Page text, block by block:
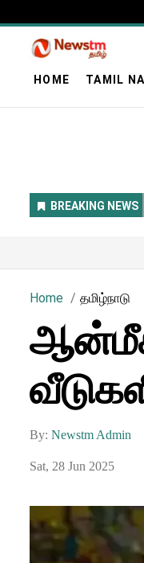
HOME TAMIL
Home தமிழ்நாடு
By: Newstm Admin
Sat, 28 Jun 2025